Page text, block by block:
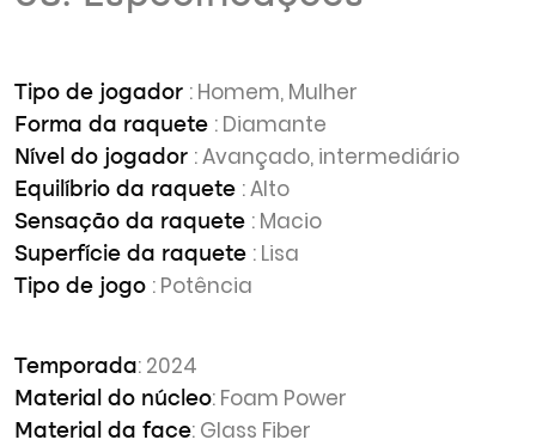
Tipo de jogador : Homem, Mulher
Forma da raquete : Diamante
Nível do jogador : Avançado, intermediário
Equilíbrio da raquete : Alto
Sensação da raquete : Macio
Superfície da raquete : Lisa
Tipo de jogo : Potência
Temporada: 2024
Material do núcleo: Foam Power
Material da face: Glass Fiber